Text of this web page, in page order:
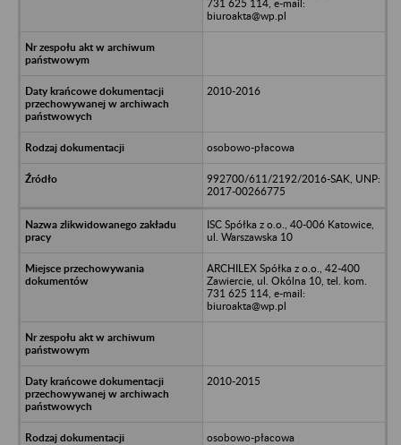
731 625 114, e-mail:
biuroakta@wp.pl
2010-2016
osobowo-płacowa
992700/611/2192/2016-SAK, UNP:
2017-00266775
ISC Spółka z o.o., 40-006 Katowice,
ul. Warszawska 10
ARCHILEX Spółka z o.o., 42-400
Zawiercie, ul. Okólna 10, tel. kom.
731 625 114, e-mail:
biuroakta@wp.pl
2010-2015
osobowo-płacowa